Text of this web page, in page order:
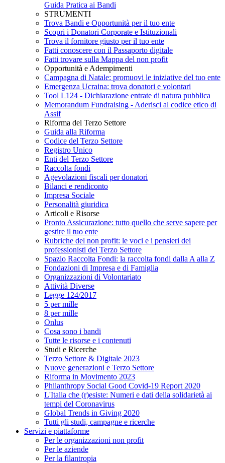
Guida Pratica ai Bandi
STRUMENTI
Trova Bandi e Opportunità per il tuo ente
Scopri i Donatori Corporate e Istituzionali
Trova il fornitore giusto per il tuo ente
Fatti conoscere con il Passaporto digitale
Fatti trovare sulla Mappa del non profit
Opportunità e Adempimenti
Campagna di Natale: promuovi le iniziative del tuo ente
Emergenza Ucraina: trova donatori e volontari
Tool L124 - Dichiarazione entrate di natura pubblica
Memorandum Fundraising - Aderisci al codice etico di
Assif
Riforma del Terzo Settore
Guida alla Riforma
Codice del Terzo Settore
Registro Unico
Enti del Terzo Settore
Raccolta fondi
Agevolazioni fiscali per donatori
Bilanci e rendiconto
Impresa Sociale
Personalità giuridica
Articoli e Risorse
Pronto Assicurazione: tutto quello che serve sapere per
gestire il tuo ente
Rubriche del non profit: le voci e i pensieri dei
professionisti del Terzo Settore
Spazio Raccolta Fondi: la raccolta fondi dalla A alla Z
Fondazioni di Impresa e di Famiglia
Organizzazioni di Volontariato
Attività Diverse
Legge 124/2017
5 per mille
8 per mille
Onlus
Cosa sono i bandi
Tutte le risorse e i contenuti
Studi e Ricerche
Terzo Settore & Digitale 2023
Nuove generazioni e Terzo Settore
Riforma in Movimento 2023
Philanthropy Social Good Covid-19 Report 2020
L'Italia che (r)esiste: Numeri e dati della solidarietà ai
tempi del Coronavirus
Global Trends in Giving 2020
Tutti gli studi, campagne e ricerche
Servizi e piattaforme
Per le organizzazioni non profit
Per le aziende
Per la filantropia